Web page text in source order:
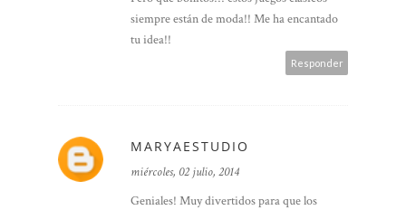
siempre están de moda!! Me ha encantado
tu idea!!
Responder
MARYAESTUDIO
miércoles, 02 julio, 2014
Geniales! Muy divertidos para que los